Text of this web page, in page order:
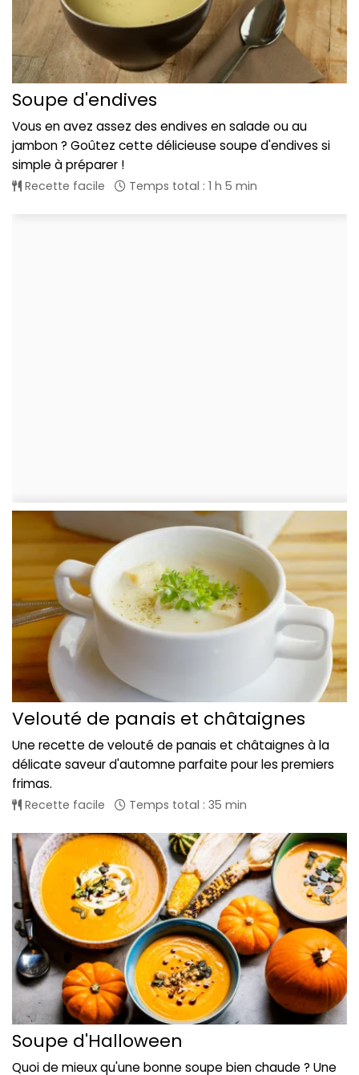
Soupe d'endives
Vous en avez assez des endives en salade ou au
jambon ? Goûtez cette délicieuse soupe d'endives si
simple à préparer !
Recette facile Temps total : 1 h 5 min
Velouté de panais et châtaignes
Une recette de velouté de panais et châtaignes à la
délicate saveur d'automne parfaite pour les premiers
frimas.
Recette facile Temps total : 35 min
Soupe d'Halloween
Quoi de mieux qu'une bonne soupe bien chaude ? Une